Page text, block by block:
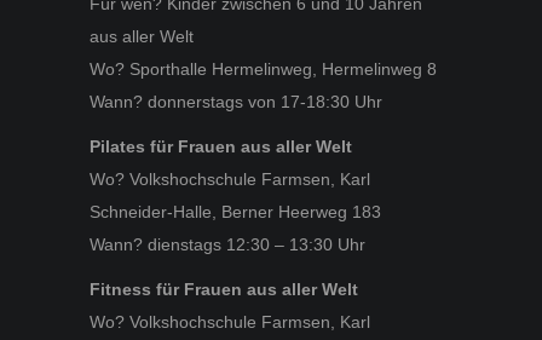
aus aller Welt
Wo? Sporthalle Hermelinweg, Hermelinweg 8
Wann? donnerstags von 17-18:30 Uhr
Pilates für Frauen aus aller Welt
Wo? Volkshochschule Farmsen, Karl
Schneider-Halle, Berner Heerweg 183
Wann? dienstags 12:30 – 13:30 Uhr
Fitness für Frauen aus aller Welt
Wo? Volkshochschule Farmsen, Karl